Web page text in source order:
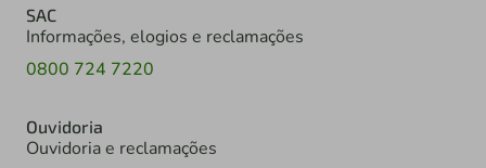
SAC
Informações, elogios e reclamações
0800 724 7220
Ouvidoria
Ouvidoria e reclamações